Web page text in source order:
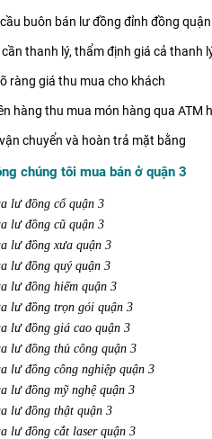
buôn bán lư đồng đỉnh đồng
thanh lý, thẩm định giá cả thanh
ràng giá thu mua cho khách
hàng thu mua món hàng qua ATM
chuyển và hoàn trả mặt bằng
chúng tôi mua bán ở quận 3
lư đồng cổ quận 3
lư đồng cũ quận 3
lư đồng xưa quận 3
lư đồng quý quận 3
lư đồng hiếm quận 3
lư đồng trọn gói quận 3
lư đồng giá cao quận 3
lư đồng thủ công quận 3
lư đồng công nghiệp quận 3
lư đồng mỹ nghệ quận 3
lư đồng thật quận 3
lư đồng cắt laser quận 3